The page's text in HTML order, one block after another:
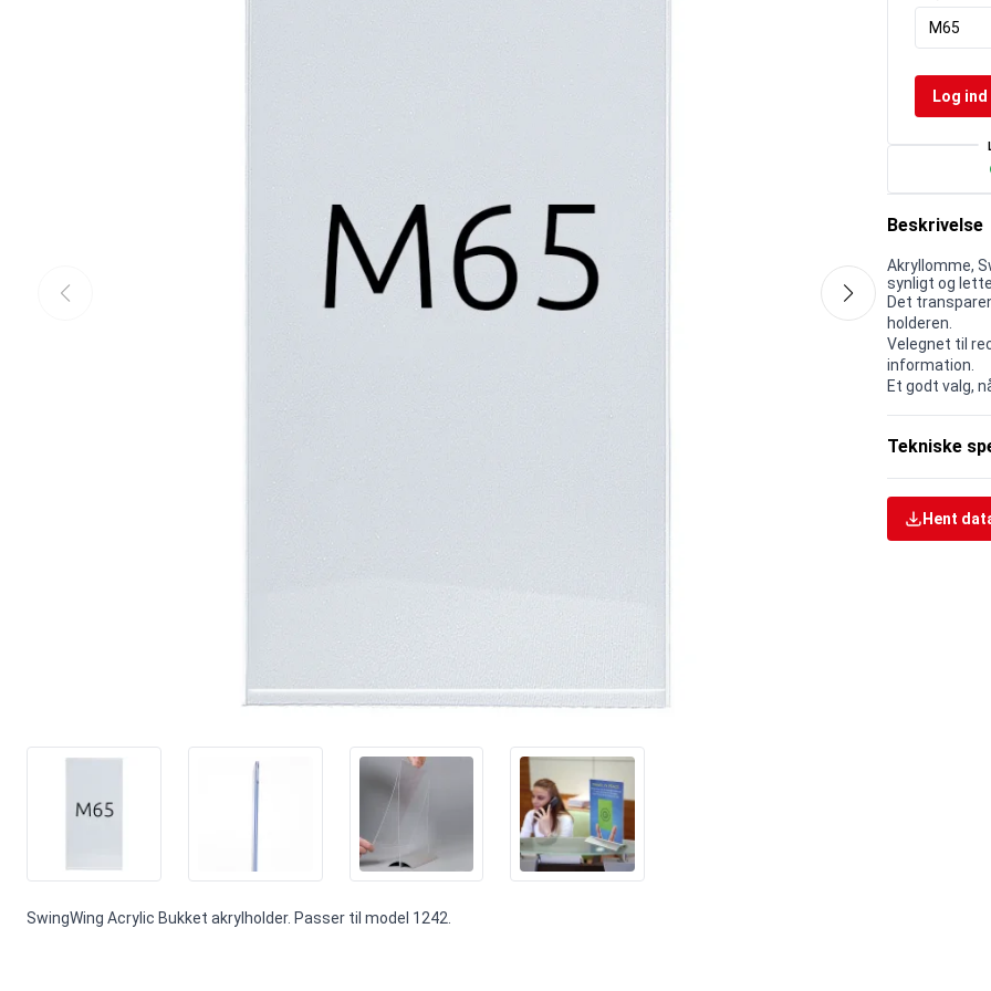
SwingWing Acrylic Bukket akrylholder. Passer til model 1242.
M65
Log
Beskrivelse
Akryllomme,
synligt og
Det
holderen.
Velegnet til
information.
Et godt valg,
Tekniske
Hent